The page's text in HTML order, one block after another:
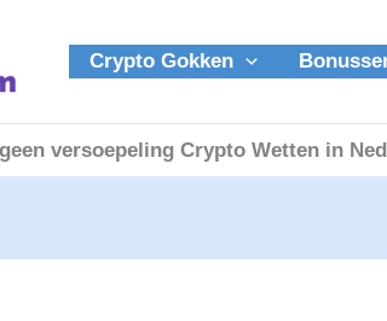
Crypto Gokken
versoepeling Crypto Wetten in